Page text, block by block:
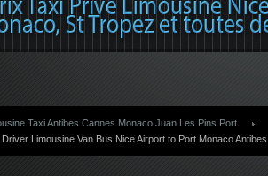
Taxi Antibes Cannes Monaco Juan Les Pins Port
Limousine Van Bus Nice Airport to Port Monaco